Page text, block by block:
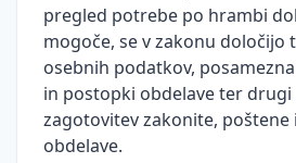
pregled potrebe po hrambi
mogoče, se v zakonu določijo
osebnih podatkov,
in postopki obdelave ter drugi
zagotovitev zakonite,
obdelave.